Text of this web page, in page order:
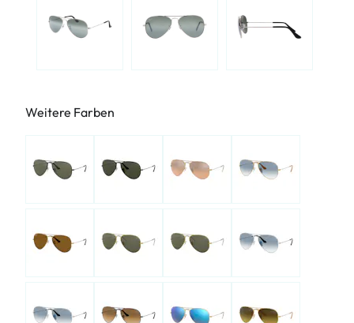
Weitere Farben